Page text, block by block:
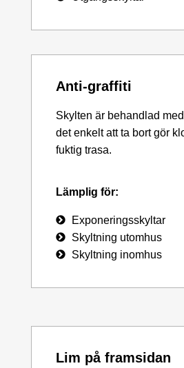
Anti-graffiti
Skylten är behandlad
det enkelt att ta bort gör
fuktig trasa.
Lämplig för:
Exponeringsskyltar
Skyltning utomhus
Skyltning inomhus
Lim på framsidan